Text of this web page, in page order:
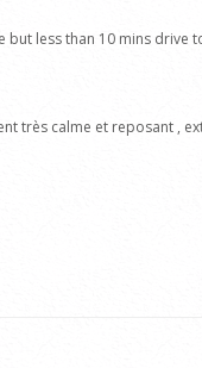
less than 10 mins
très calme et reposant ,